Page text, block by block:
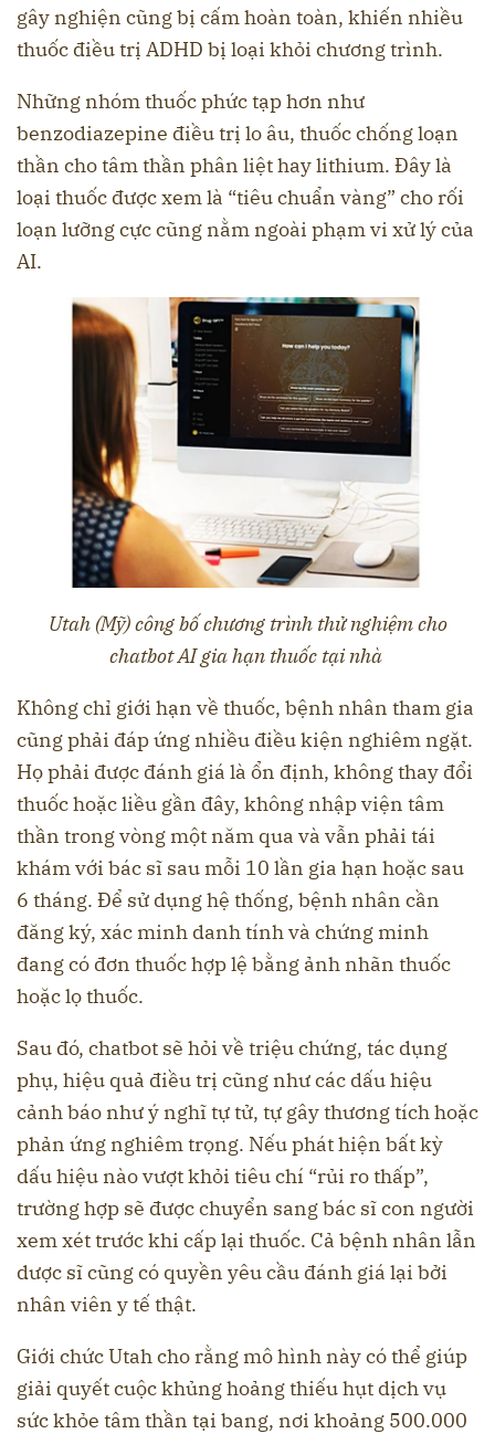
gây nghiện cũng bị cấm hoàn toàn, khiến nhiều
thuốc điều trị ADHD bị loại khỏi chương trình.
Những nhóm thuốc phức tạp hơn như
benzodiazepine điều trị lo âu, thuốc chống loạn
thần cho tâm thần phân liệt hay lithium. Đây là
loại thuốc được xem là “tiêu chuẩn vàng” cho rối
loạn lưỡng cực cũng nằm ngoài phạm vi xử lý của
AI.
Utah (Mỹ) công bố chương trình thử nghiệm cho
chatbot AI gia hạn thuốc tại nhà
Không chỉ giới hạn về thuốc, bệnh nhân tham gia
cũng phải đáp ứng nhiều điều kiện nghiêm ngặt.
Họ phải được đánh giá là ổn định, không thay đổi
thuốc hoặc liều gần đây, không nhập viện tâm
thần trong vòng một năm qua và vẫn phải tái
khám với bác sĩ sau mỗi 10 lần gia hạn hoặc sau
6 tháng. Để sử dụng hệ thống, bệnh nhân cần
đăng ký, xác minh danh tính và chứng minh
đang có đơn thuốc hợp lệ bằng ảnh nhãn thuốc
hoặc lọ thuốc.
Sau đó, chatbot sẽ hỏi về triệu chứng, tác dụng
phụ, hiệu quả điều trị cũng như các dấu hiệu
cảnh báo như ý nghĩ tự tử, tự gây thương tích hoặc
phản ứng nghiêm trọng. Nếu phát hiện bất kỳ
dấu hiệu nào vượt khỏi tiêu chí “rủi ro thấp”,
trường hợp sẽ được chuyển sang bác sĩ con người
xem xét trước khi cấp lại thuốc. Cả bệnh nhân lẫn
dược sĩ cũng có quyền yêu cầu đánh giá lại bởi
nhân viên y tế thật.
Giới chức Utah cho rằng mô hình này có thể giúp
giải quyết cuộc khủng hoảng thiếu hụt dịch vụ
sức khỏe tâm thần tại bang, nơi khoảng 500.000